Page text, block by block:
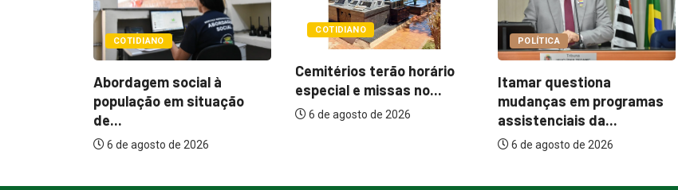
COTIDIANO
especial e missas no...
POLÍTICA
Itamar questiona
mudanças em programas
assistenciais da...
COTIDIANO
Abordagem social à
população em situação
de...
6 de agosto de 2026